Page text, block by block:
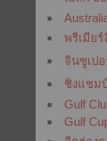
พรีเมีย
จีนซูเป
ชิงแชม
Gulf
Gulf